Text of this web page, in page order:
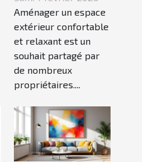
votre espace
extérieur ?
Aménager un espace
extérieur confortable
et relaxant est un
souhait partagé par
de nombreux
propriétaires....